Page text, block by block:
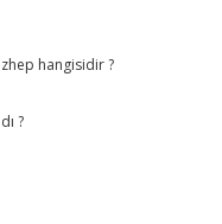
hangisidir ?
?